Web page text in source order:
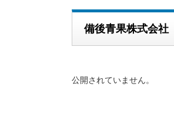
備後青果株式会社
公開されていません。